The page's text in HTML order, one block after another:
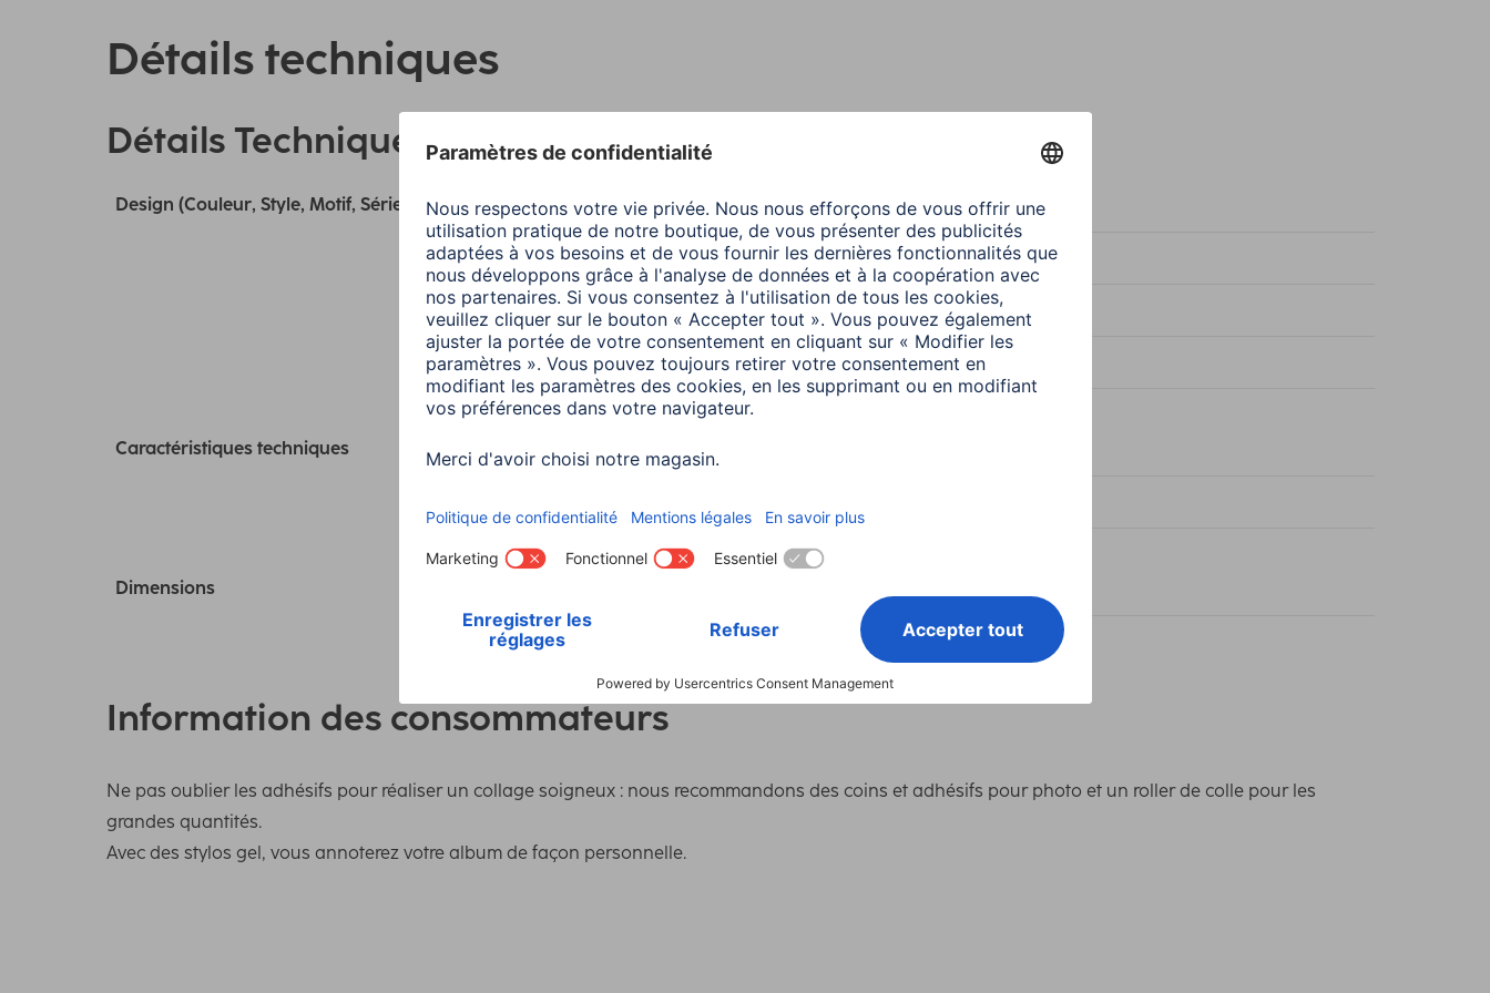
Détails techniques
Détails Techniques
Design (Couleur, Style, Motif, Série) Couleur Bleu
Couleur de la page Noir
Couleurs disponibles Lagoon
Design/motif Beaux-arts
Caractéristiques techniques Couverture
Dimensions
Information des consommateurs
Ne pas oublier les adhésifs pour réaliser un collage soigneux : nous recommandons des coins et adhésifs pour photo et un roller de colle pour les
grandes quantités.
Avec des stylos gel, vous annoterez votre album de façon personnelle.